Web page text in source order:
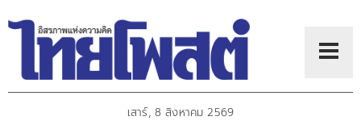
เสาร์, 8 สิงหาคม 2569